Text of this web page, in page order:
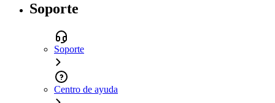
Soporte
Soporte
Centro de ayuda